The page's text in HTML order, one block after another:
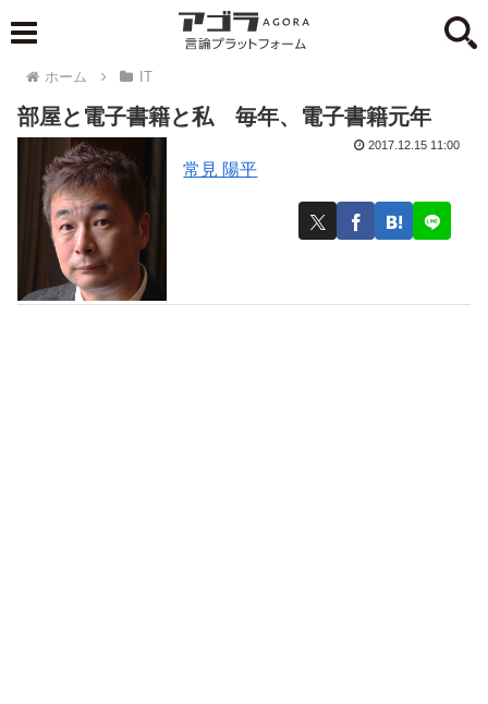
ホーム IT
部屋と電子書籍と私 毎年、電子書籍元年
常見 陽平
2017.12.15 11:00